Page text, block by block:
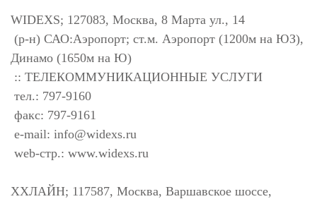
WIDEXS; 127083, Москва, 8 Марта ул., 14
(р-н) САО:Аэропорт; ст.м. Аэропорт (1200м на ЮЗ),
Динамо (1650м на Ю)
:: ТЕЛЕКОММУНИКАЦИОННЫЕ УСЛУГИ
тел.: 797-9160
факс: 797-9161
e-mail: info@widexs.ru
web-стр.: www.widexs.ru
XXЛАЙН; 117587, Москва, Варшавское шоссе,